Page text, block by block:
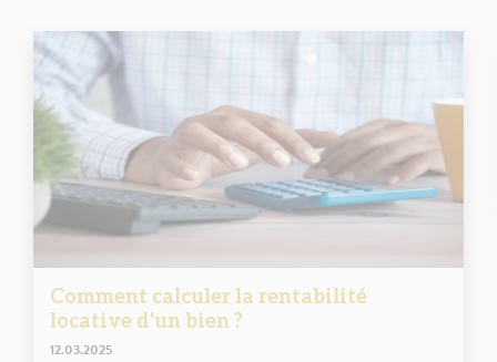
Comment calculer la rentabilité
locative d'un bien ?
12.03.2025